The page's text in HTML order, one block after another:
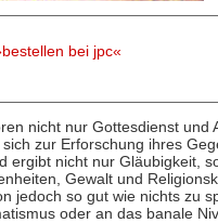
bei jpc«
nicht nur Gottesdienst
zur Erforschung ihres
ergibt nicht nur Gläubigkeit,
Gewalt und
jedoch so gut wie nichts zu
oder an das banale